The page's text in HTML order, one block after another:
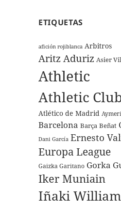
ETIQUETAS
afición rojiblanca Arbitros
Aritz Aduriz Asier
Athletic
Athletic
Atlético de Madrid
Barcelona Barça Beñat
Dani García Ernesto
Europa League
Gaizka Garitano Gorka
Iker Muniain
Iñaki